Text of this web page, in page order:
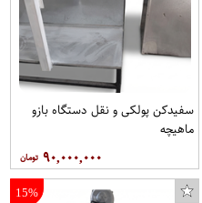
سفیدکن پولکی و نقل دستگاه بازو
ماهیچه
۹۰,۰۰۰,۰۰۰
15%